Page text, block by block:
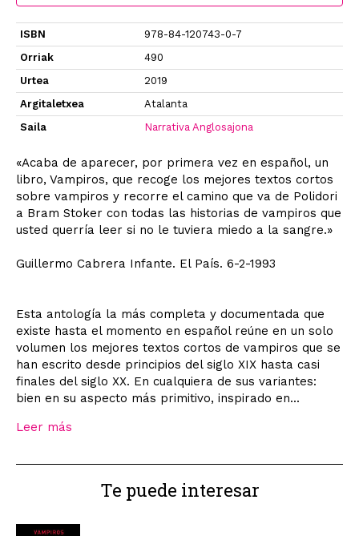
ISBN
978-84-120743-0-7
Orriak
490
Urtea
2019
Argitaletxea
Atalanta
Saila
Narrativa Anglosajona
«Acaba de aparecer, por primera vez en español, un
libro, Vampiros, que recoge los mejores textos cortos
sobre vampiros y recorre el camino que va de Polidori
a Bram Stoker con todas las historias de vampiros que
usted querría leer si no le tuviera miedo a la sangre.»
Guillermo Cabrera Infante. El País. 6-2-1993
Esta antología la más completa y documentada que
existe hasta el momento en español reúne en un solo
volumen los mejores textos cortos de vampiros que se
han escrito desde principios del siglo XIX hasta casi
finales del siglo XX. En cualquiera de sus variantes:
bien en su aspecto más primitivo, inspirado en...
Leer más
Te puede interesar